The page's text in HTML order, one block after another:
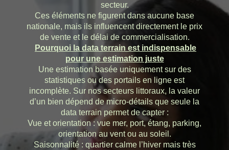
secteur.
Ces éléments ne figurent dans aucune base
nationale, mais ils influencent directement le prix
de vente et le délai de commercialisation.
Pourquoi la data terrain est indispensable
pour une estimation juste
Une estimation basée uniquement sur des
statistiques ou des portails en ligne est
incomplète. Sur nos secteurs littoraux, la valeur
d’un bien dépend de micro‑détails que seule la
data terrain permet de capter :
Vue et orientation : vue mer, port, étang, parking,
orientation au vent ou au soleil.
Saisonnalité : quartier calme l’hiver mais très